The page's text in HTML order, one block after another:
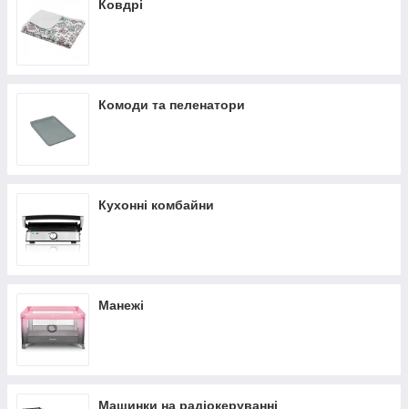
Ковдрі
Комоди та пеленатори
Кухонні комбайни
Манежі
Машинки на радіокеруванні